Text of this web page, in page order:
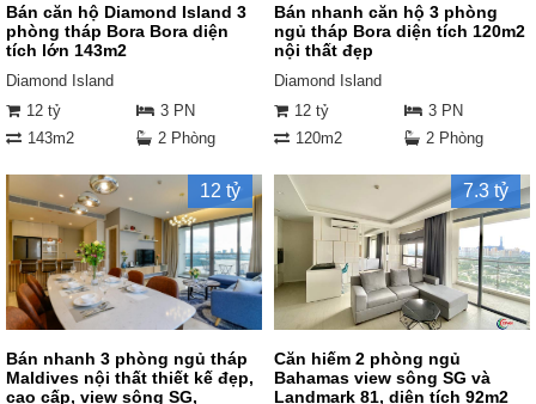
Bán căn hộ Diamond Island 3
phòng tháp Bora Bora diện
tích lớn 143m2
Diamond Island
12 tỷ
3 PN
143m2
2 Phòng
Bán nhanh căn hộ 3 phòng
ngủ tháp Bora diện tích 120m2
nội thất đẹp
Diamond Island
12 tỷ
3 PN
120m2
2 Phòng
12 tỷ
Bán nhanh 3 phòng ngủ tháp
Maldives nội thất thiết kế đẹp,
cao cấp, view sông SG,
7.3 tỷ
Căn hiếm 2 phòng ngủ
Bahamas view sông SG và
Landmark 81, diện tích 92m2